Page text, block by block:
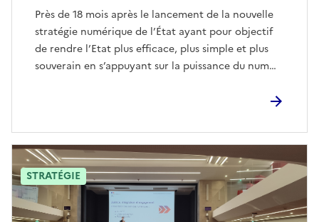
Près de 18 mois après le lancement de la nouvelle
stratégie numérique de l’État ayant pour objectif
de rendre l’Etat plus efficace, plus simple et plus
souverain en s’appuyant sur la puissance du num…
STRATÉGIE